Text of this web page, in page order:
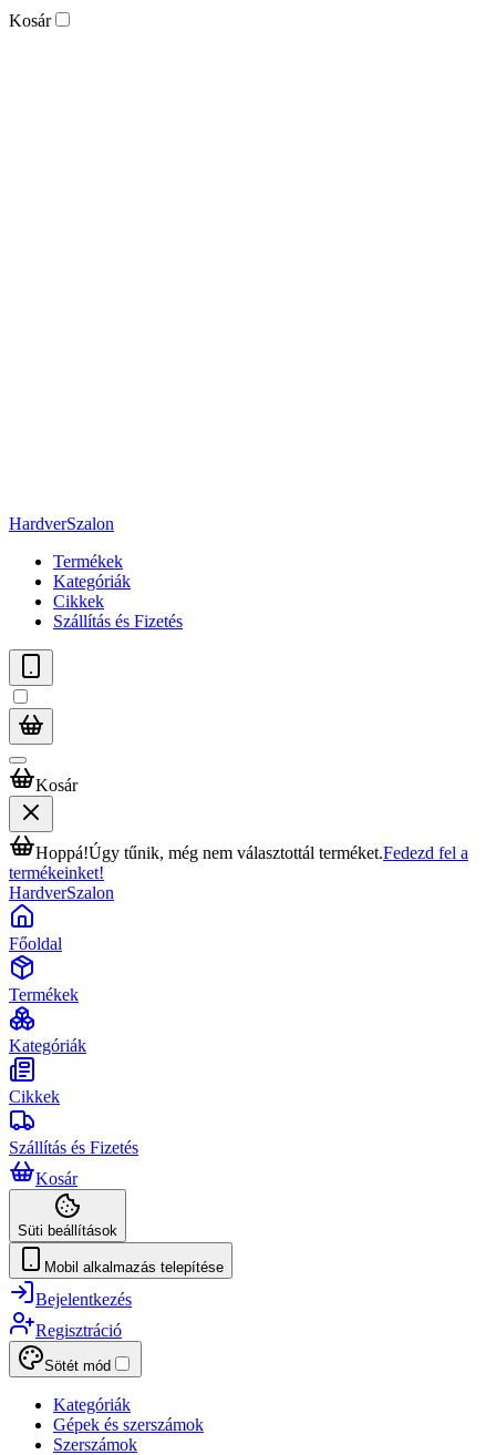
Kosár
HardverSzalon
Termékek
Kategóriák
Cikkek
Szállítás és Fizetés
Kosár
Hoppá!Úgy tűnik, még nem választottál terméket.Fedezd fel a
termékeinket!
HardverSzalon
Főoldal
Termékek
Kategóriák
Cikkek
Szállítás és Fizetés
Kosár
Süti beállítások
Mobil alkalmazás telepítése
Bejelentkezés
Regisztráció
Sötét mód
Kategóriák
Gépek és szerszámok
Szerszámok